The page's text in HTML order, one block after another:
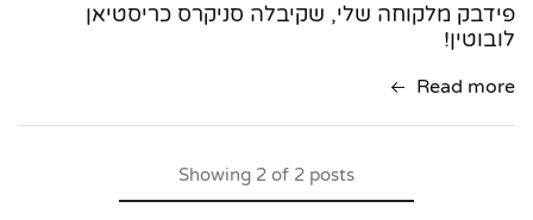
פידבק מלקוחה שלי, שקיבלה סניקרס כריסטיאן
לובוטין!
Read more
Showing 2 of 2 posts